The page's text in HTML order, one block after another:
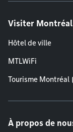
Visiter Montréal
Hôtel de ville
MTLWiFi
Tourisme Montréal
À propos de